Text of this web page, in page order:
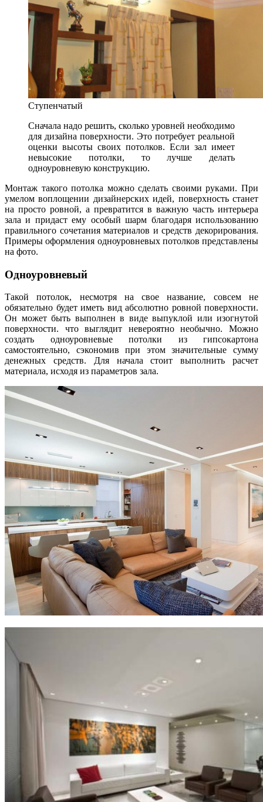
Ступенчатый
Сначала надо решить, сколько уровней необходимо
для дизайна поверхности. Это потребует реальной
оценки высоты своих потолков. Если зал имеет
невысокие потолки, то лучше делать
одноуровневую конструкцию.
Монтаж такого потолка можно сделать своими руками. При
умелом воплощении дизайнерских идей, поверхность станет
на просто ровной, а превратится в важную часть интерьера
зала и придаст ему особый шарм благодаря использованию
правильного сочетания материалов и средств декорирования.
Примеры оформления одноуровневых потолков представлены
на фото.
Одноуровневый
Такой потолок, несмотря на свое название, совсем не
обязательно будет иметь вид абсолютно ровной поверхности.
Он может быть выполнен в виде выпуклой или изогнутой
поверхности. что выглядит невероятно необычно. Можно
создать одноуровневые потолки из гипсокартона
самостоятельно, сэкономив при этом значительные сумму
денежных средств. Для начала стоит выполнить расчет
материала, исходя из параметров зала.